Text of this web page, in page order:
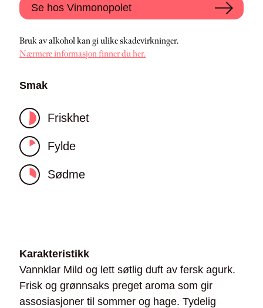
Se hos Vinmonopolet
Bruk av alkohol kan gi ulike skadevirkninger.
Nærmere informasjon finner du her.
Smak
Friskhet
Fylde
Sødme
Karakteristikk
Vannklar Mild og lett søtlig duft av fersk agurk.
Frisk og grønnsaks preget aroma som gir
assosiasjoner til sommer og hage. Tydelig